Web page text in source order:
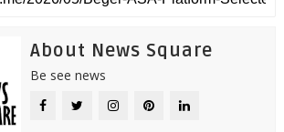
About News Square
Be see news